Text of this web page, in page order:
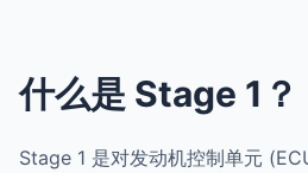
什么是 Stage 1？
Stage 1 是对发动机控制单元